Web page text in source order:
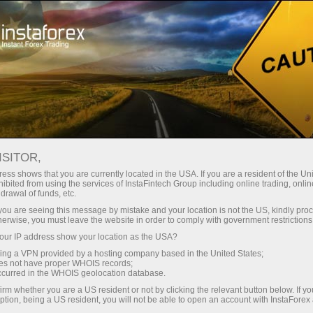
InstaForex bilan siz haqiqatan
ega bo‘lasiz: 1:5000 gacha kredit
yelkasi, bozordagi eng yaxshi
spred va komissiyalardan biri,
shuningdek aksiyalar va indekslar
bilan savdo qilish uchun qulay
shartlar.
Kichik
Har bir depozit uchun
30% bonus
Savdoda
va trassada tezlik
shows that you are currently located in the USA. If you are a resident of the
from using the services of InstaFintech Group including online trading,
of funds, etc.
are seeing this message by mistake and your location is not the US, kindly
you must leave the website in order to comply with government
IP address show your location as the USA?
a VPN provided by a hosting company based in the United States;
not have proper WHOIS records;
in the WHOIS geolocation database.
whether you are a US resident or not by clicking the relevant button below. If
being a US resident, you will not be able to open an account with InstaForex